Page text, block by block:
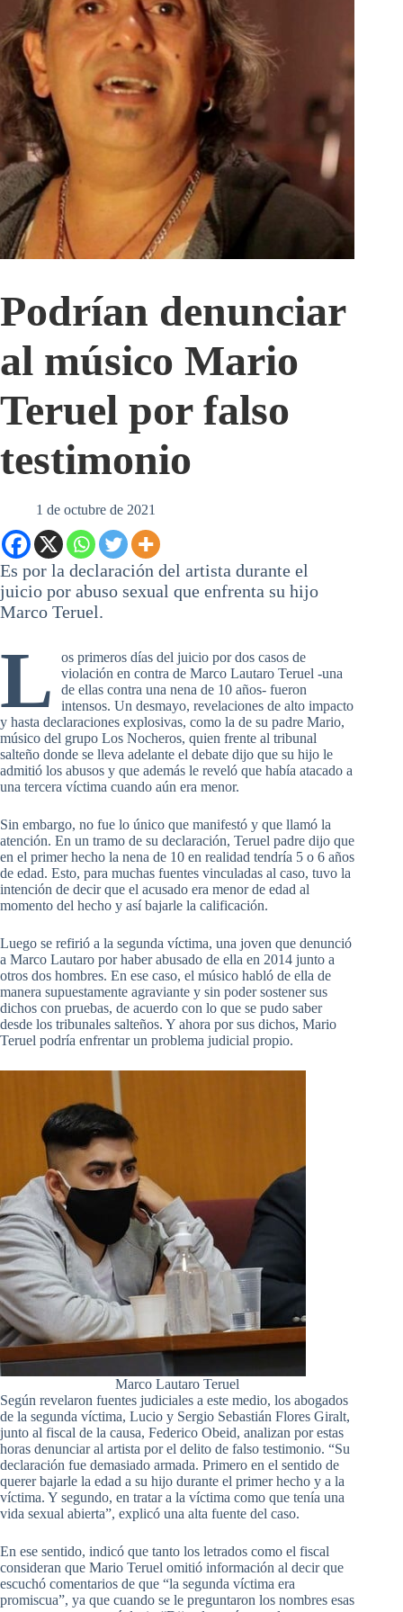
Podrían denunciar
al músico Mario
Teruel por falso
testimonio
1 de octubre de 2021
Es por la declaración del artista durante el
juicio por abuso sexual que enfrenta su hijo
Marco Teruel.
L
os primeros días del juicio por dos casos de
violación en contra de Marco Lautaro Teruel -una
de ellas contra una nena de 10 años- fueron
intensos. Un desmayo, revelaciones de alto impacto
y hasta declaraciones explosivas, como la de su padre Mario,
músico del grupo Los Nocheros, quien frente al tribunal
salteño donde se lleva adelante el debate dijo que su hijo le
admitió los abusos y que además le reveló que había atacado a
una tercera víctima cuando aún era menor.
Sin embargo, no fue lo único que manifestó y que llamó la
atención. En un tramo de su declaración, Teruel padre dijo que
en el primer hecho la nena de 10 en realidad tendría 5 o 6 años
de edad. Esto, para muchas fuentes vinculadas al caso, tuvo la
intención de decir que el acusado era menor de edad al
momento del hecho y así bajarle la calificación.
Luego se refirió a la segunda víctima, una joven que denunció
a Marco Lautaro por haber abusado de ella en 2014 junto a
otros dos hombres. En ese caso, el músico habló de ella de
manera supuestamente agraviante y sin poder sostener sus
dichos con pruebas, de acuerdo con lo que se pudo saber
desde los tribunales salteños. Y ahora por sus dichos, Mario
Teruel podría enfrentar un problema judicial propio.
Marco Lautaro Teruel
Según revelaron fuentes judiciales a este medio, los abogados
de la segunda víctima, Lucio y Sergio Sebastián Flores Giralt,
junto al fiscal de la causa, Federico Obeid, analizan por estas
horas denunciar al artista por el delito de falso testimonio. “Su
declaración fue demasiado armada. Primero en el sentido de
querer bajarle la edad a su hijo durante el primer hecho y a la
víctima. Y segundo, en tratar a la víctima como que tenía una
vida sexual abierta”, explicó una alta fuente del caso.
En ese sentido, indicó que tanto los letrados como el fiscal
consideran que Mario Teruel omitió información al decir que
escuchó comentarios de que “la segunda víctima era
promiscua”, ya que cuando se le preguntaron los nombres esas